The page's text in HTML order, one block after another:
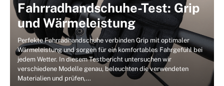
Fahrradhandschuhe-Test: Grip
und Wärmeleistung
Perfekte Fahrradhandschuhe verbinden Grip mit optimaler
Wärmeleistung und sorgen für ein komfortables Fahrgefühl bei
jedem Wetter. In diesem Testbericht untersuchen wir
verschiedene Modelle genau, beleuchten die verwendeten
Materialien und prüfen,…